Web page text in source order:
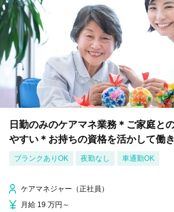
日勤のみのケアマネ業務＊ご家庭と
やすい＊お持ちの資格を活かして働
ブランクありOK 夜勤なし 車通勤OK
ケアマネジャー（正社員）
月給 19 万円～